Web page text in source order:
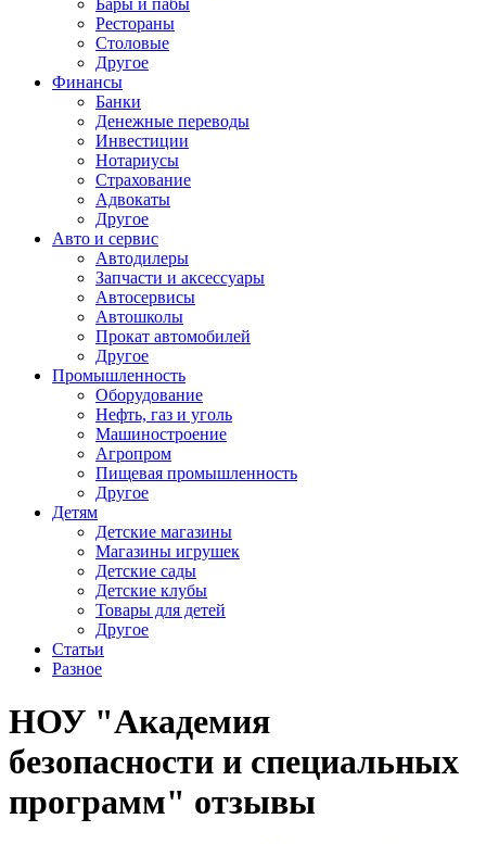
Бары и пабы
Рестораны
Столовые
Другое
Финансы
Банки
Денежные переводы
Инвестиции
Нотариусы
Страхование
Адвокаты
Другое
Авто и сервис
Автодилеры
Запчасти и аксессуары
Автосервисы
Автошколы
Прокат автомобилей
Другое
Промышленность
Оборудование
Нефть, газ и уголь
Машиностроение
Агропром
Пищевая промышленность
Другое
Детям
Детские магазины
Магазины игрушек
Детские сады
Детские клубы
Товары для детей
Другое
Статьи
Разное
НОУ "Академия
безопасности и специальных
программ" отзывы